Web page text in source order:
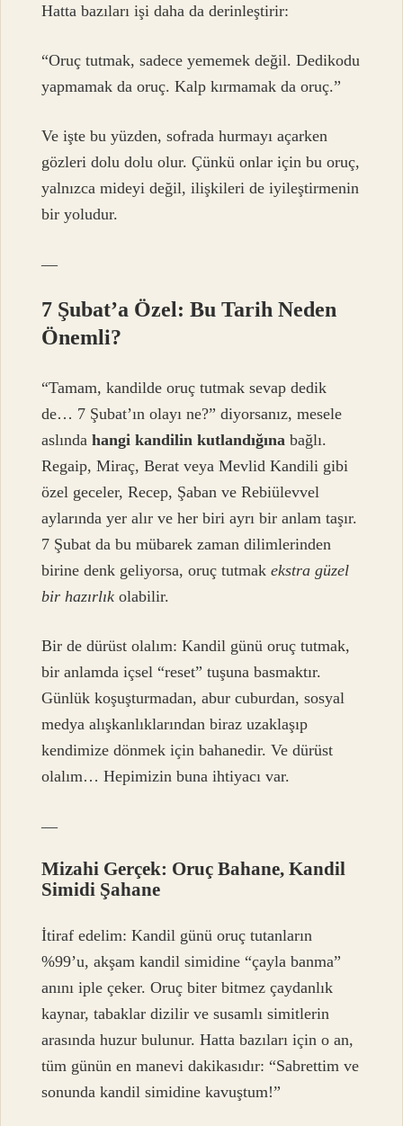
Hatta bazıları işi daha da derinleştirir:
“Oruç tutmak, sadece yememek değil. Dedikodu
yapmamak da oruç. Kalp kırmamak da oruç.”
Ve işte bu yüzden, sofrada hurmayı açarken
gözleri dolu dolu olur. Çünkü onlar için bu oruç,
yalnızca mideyi değil, ilişkileri de iyileştirmenin
bir yoludur.
—
7 Şubat’a Özel: Bu Tarih Neden
Önemli?
“Tamam, kandilde oruç tutmak sevap dedik
de… 7 Şubat’ın olayı ne?” diyorsanız, mesele
aslındahangi kandilin kutlandığına bağlı.
Regaip, Miraç, Berat veya Mevlid Kandili gibi
özel geceler, Recep, Şaban ve Rebiülevvel
aylarında yer alır ve her biri ayrı bir anlam taşır.
7 Şubat da bu mübarek zaman dilimlerinden
birine denk geliyorsa, oruç tutmakekstra güzel
bir hazırlık olabilir.
Bir de dürüst olalım: Kandil günü oruç tutmak,
bir anlamda içsel “reset” tuşuna basmaktır.
Günlük koşuşturmadan, abur cuburdan, sosyal
medya alışkanlıklarından biraz uzaklaşıp
kendimize dönmek için bahanedir. Ve dürüst
olalım… Hepimizin buna ihtiyacı var.
—
Mizahi Gerçek: Oruç Bahane, Kandil
Simidi Şahane
İtiraf edelim: Kandil günü oruç tutanların
%99’u, akşam kandil simidine “çayla banma”
anını iple çeker. Oruç biter bitmez çaydanlık
kaynar, tabaklar dizilir ve susamlı simitlerin
arasında huzur bulunur. Hatta bazıları için o an,
tüm günün en manevi dakikasıdır: “Sabrettim ve
sonunda kandil simidine kavuştum!”